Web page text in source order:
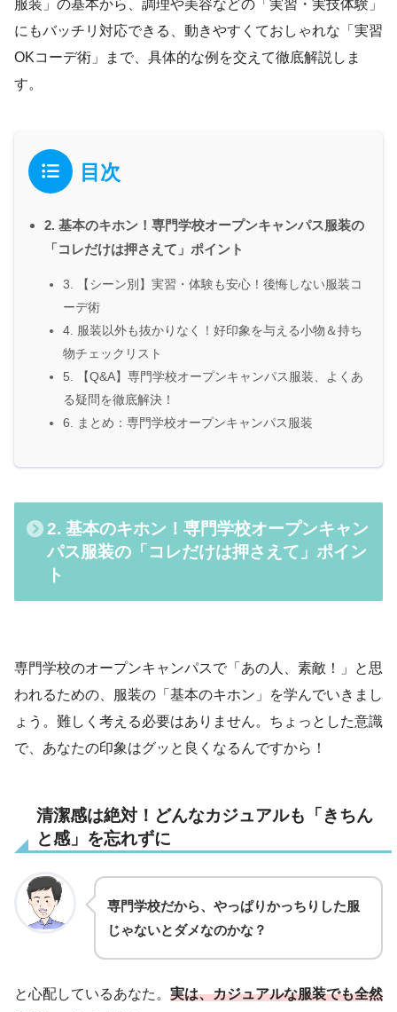
服装」の基本から、調理や美容などの「実習・実技体験」
にもバッチリ対応できる、動きやすくておしゃれな「実習
OKコーデ術」まで、具体的な例を交えて徹底解説しま
す。
目次
2. 基本のキホン！専門学校オープンキャンパス服装の
「コレだけは押さえて」ポイント
3. 【シーン別】実習・体験も安心！後悔しない服装コ
ーデ術
4. 服装以外も抜かりなく！好印象を与える小物＆持ち
物チェックリスト
5. 【Q&A】専門学校オープンキャンパス服装、よくあ
る疑問を徹底解決！
6. まとめ：専門学校オープンキャンパス服装
2. 基本のキホン！専門学校オープンキャン
パス服装の「コレだけは押さえて」ポイン
ト
専門学校のオープンキャンパスで「あの人、素敵！」と思
われるための、服装の「基本のキホン」を学んでいきまし
ょう。難しく考える必要はありません。ちょっとした意識
で、あなたの印象はグッと良くなるんですから！
清潔感は絶対！どんなカジュアルも「きちん
と感」を忘れずに
専門学校だから、やっぱりかっちりした服
じゃないとダメなのかな？
と心配しているあなた。 実は、カジュアルな服装でも全然